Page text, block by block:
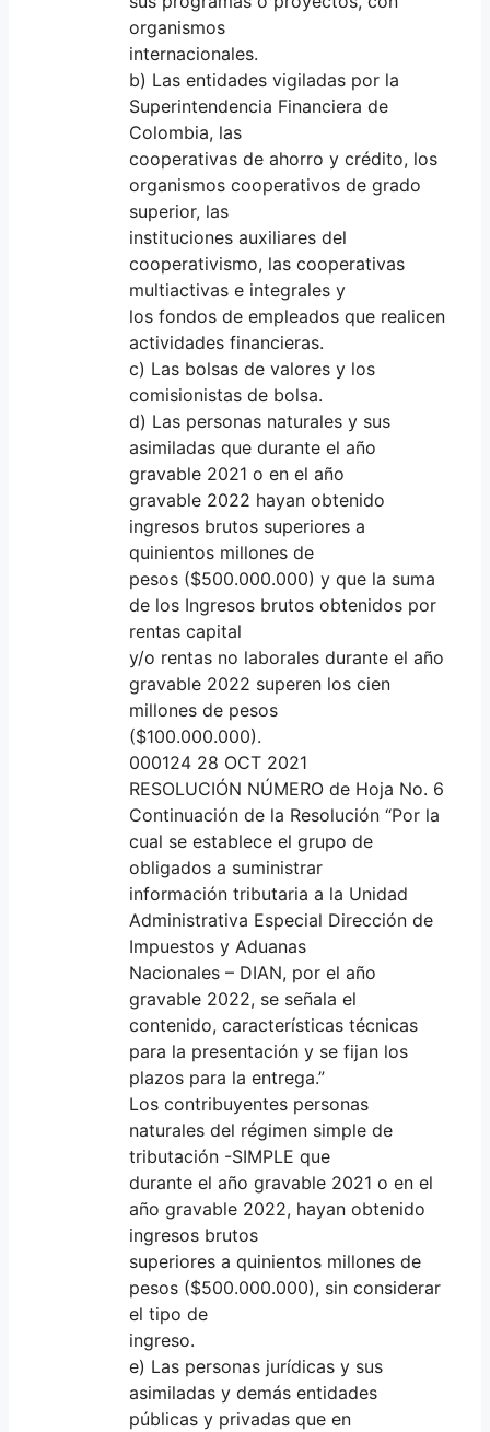
organismos
internacionales.
b) Las entidades vigiladas por la
Superintendencia Financiera de
Colombia, las
cooperativas de ahorro y crédito, los
organismos cooperativos de grado
superior, las
instituciones auxiliares del
cooperativismo, las cooperativas
multiactivas e integrales y
los fondos de empleados que realicen
actividades financieras.
c) Las bolsas de valores y los
comisionistas de bolsa.
d) Las personas naturales y sus
asimiladas que durante el año
gravable 2021 o en el año
gravable 2022 hayan obtenido
ingresos brutos superiores a
quinientos millones de
pesos ($500.000.000) y que la suma
de los Ingresos brutos obtenidos por
rentas capital
y/o rentas no laborales durante el año
gravable 2022 superen los cien
millones de pesos
($100.000.000).
000124 28 OCT 2021
RESOLUCIÓN NÚMERO de Hoja No. 6
Continuación de la Resolución “Por la
cual se establece el grupo de
obligados a suministrar
información tributaria a la Unidad
Administrativa Especial Dirección de
Impuestos y Aduanas
Nacionales – DIAN, por el año
gravable 2022, se señala el
contenido, características técnicas
para la presentación y se fijan los
plazos para la entrega.”
Los contribuyentes personas
naturales del régimen simple de
tributación -SIMPLE que
durante el año gravable 2021 o en el
año gravable 2022, hayan obtenido
ingresos brutos
superiores a quinientos millones de
pesos ($500.000.000), sin considerar
el tipo de
ingreso.
e) Las personas jurídicas y sus
asimiladas y demás entidades
públicas y privadas que en